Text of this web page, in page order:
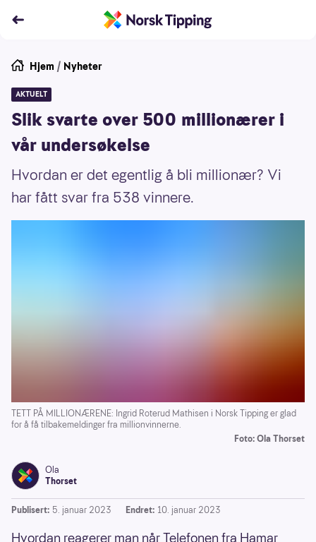
Hjem / Nyheter
AKTUELT
Slik svarte over 500 millionærer i
vår undersøkelse
Hvordan er det egentlig å bli millionær? Vi
har fått svar fra 538 vinnere.
TETT PÅ MILLIONÆRENE: Ingrid Roterud Mathisen i Norsk Tipping er glad
for å få tilbakemeldinger fra millionvinnerne.
Foto: Ola Thorset
Ola
Thorset
Publisert: 5. januar 2023 Endret: 10. januar 2023
Hvordan reagerer man når Telefonen fra Hamar